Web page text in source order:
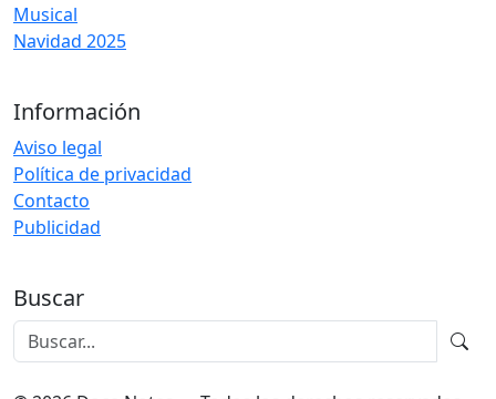
Musical
Navidad 2025
Información
Aviso legal
Política de privacidad
Contacto
Publicidad
Buscar